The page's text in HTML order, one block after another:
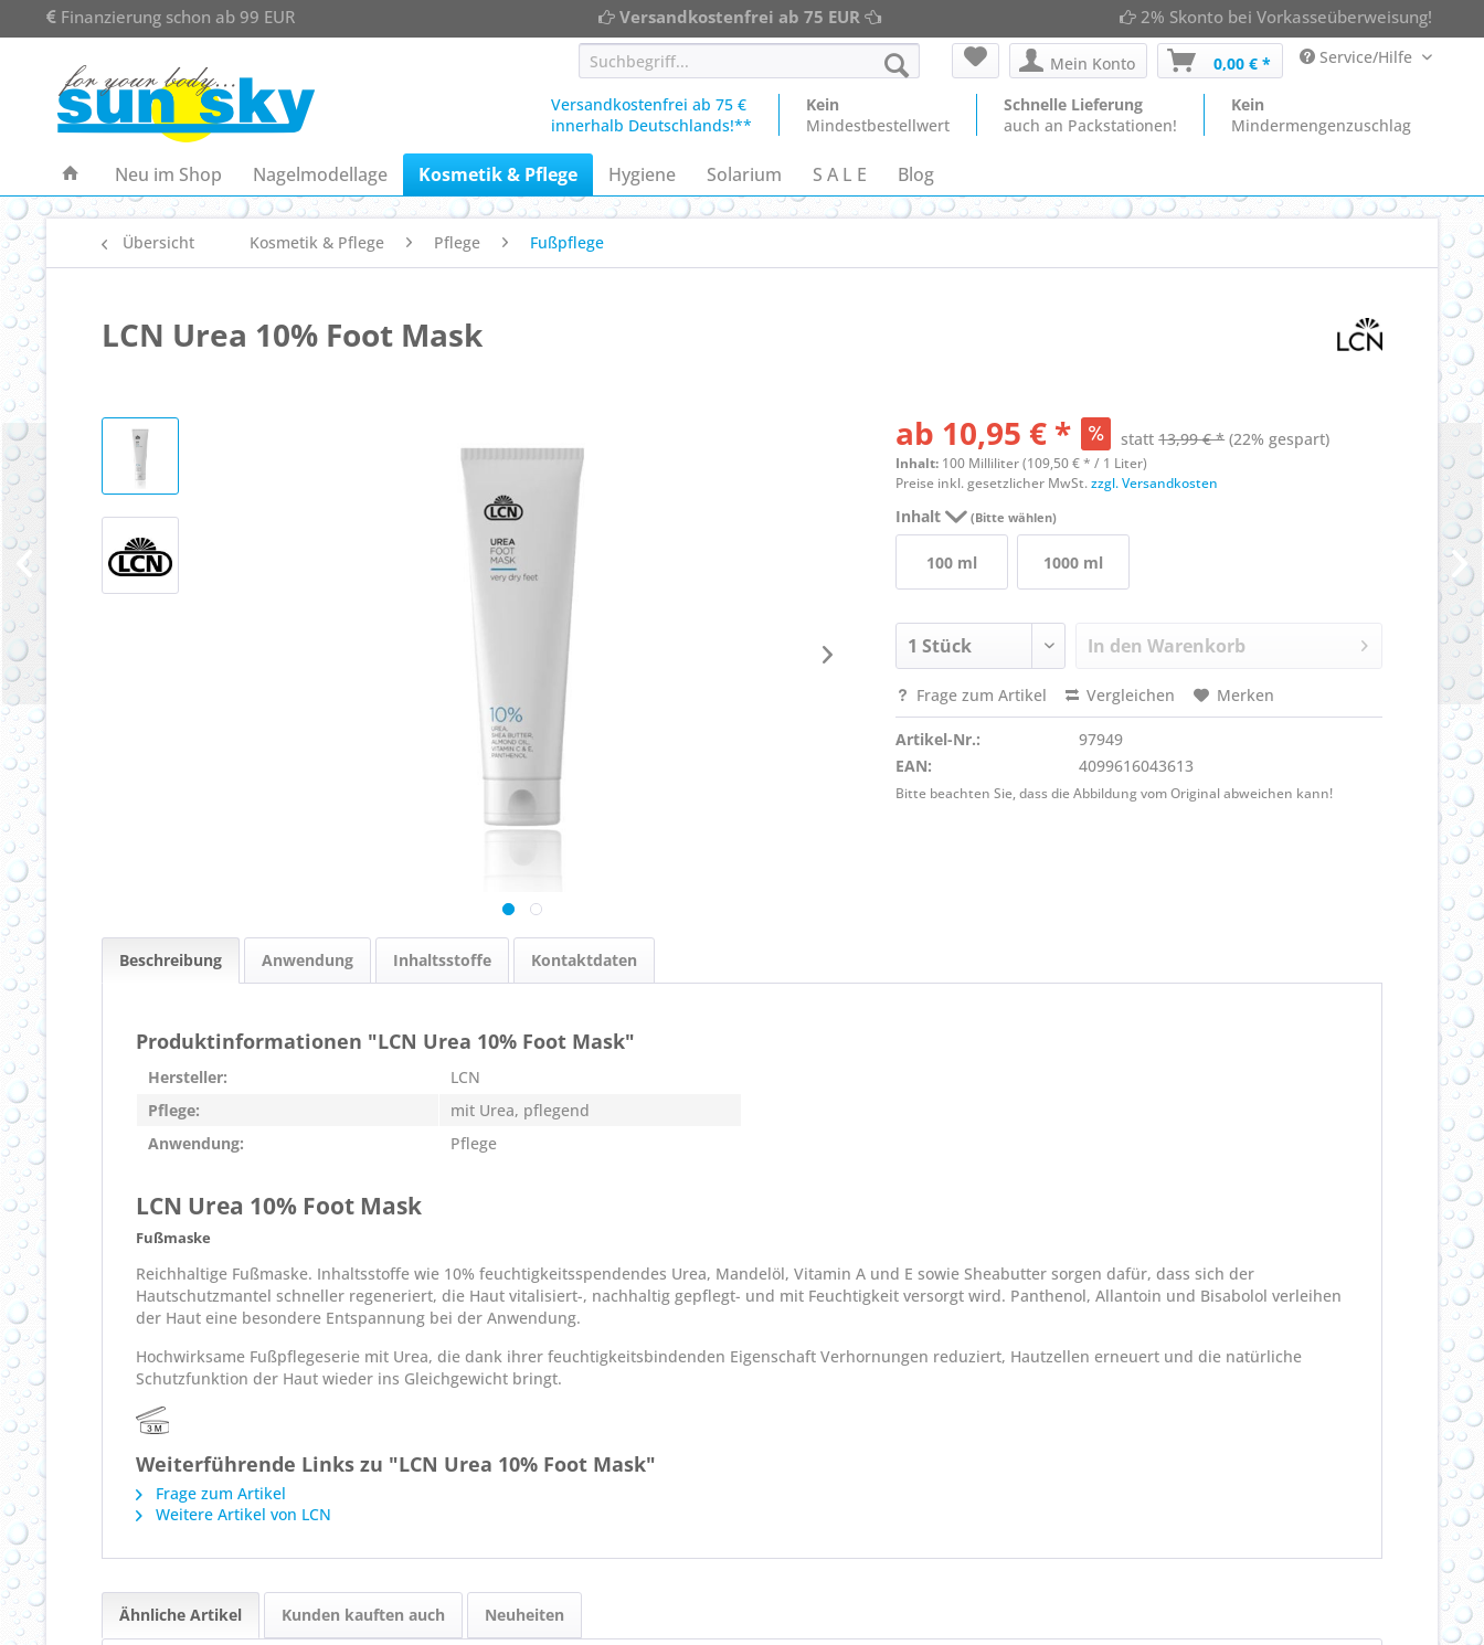
Finanzierung schon ab 99 EUR Versandkostenfrei ab 75 EUR 2% Skonto bei Vorkasseüberweisung!
Mein Konto 0,00 € * Service/Hilfe
Versandkostenfrei ab 75 €
innerhalb Deutschlands!**
Kein
Mindestbestellwert
Schnelle Lieferung
auch an Packstationen!
Kein
Mindermengenzuschlag
Neu im Shop Nagelmodellage Kosmetik & Pflege Hygiene Solarium S A L E Blog
Übersicht Kosmetik & Pflege Pflege Fußpflege
LCN Urea 10% Foot Mask
ab 10,95 € * statt13,99 € * (22% gespart)
Inhalt: 100 Milliliter (109,50 € * / 1 Liter)
Preise inkl. gesetzlicher MwSt.zzgl. Versandkosten
Inhalt (Bitte wählen)
100 ml 1000 ml
In den Warenkorb
Frage zum Artikel Vergleichen Merken
Artikel-Nr.:
97949
EAN:
4099616043613
Bitte beachten Sie, dass die Abbildung vom Original abweichen kann!
Beschreibung Anwendung Inhaltsstoffe Kontaktdaten
Produktinformationen "LCN Urea 10% Foot Mask"
Hersteller:
LCN
Pflege:
mit Urea, pflegend
Anwendung:
Pflege
LCN Urea 10% Foot Mask
Fußmaske
Reichhaltige Fußmaske. Inhaltsstoffe wie 10% feuchtigkeitsspendendes Urea, Mandelöl, Vitamin A und E sowie Sheabutter sorgen dafür, dass sich der
Hautschutzmantel schneller regeneriert, die Haut vitalisiert-, nachhaltig gepflegt- und mit Feuchtigkeit versorgt wird. Panthenol, Allantoin und Bisabolol verleihen
der Haut eine besondere Entspannung bei der Anwendung.
Hochwirksame Fußpflegeserie mit Urea, die dank ihrer feuchtigkeitsbindenden Eigenschaft Verhornungen reduziert, Hautzellen erneuert und die natürliche
Schutzfunktion der Haut wieder ins Gleichgewicht bringt.
Weiterführende Links zu "LCN Urea 10% Foot Mask"
Frage zum Artikel
Weitere Artikel von LCN
Ähnliche Artikel Kunden kauften auch Neuheiten